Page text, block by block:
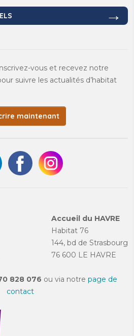
→
vous et recevez notre
suivre les actualités d’habitat
maintenant
Accueil du HAVRE
Habitat 76
144, bd de Strasbourg
76 600 LE HAVRE
828 076 ou via notre page de
contact